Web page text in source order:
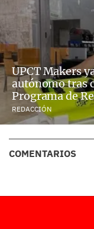
UPCT Makers
autónomo tras
Programa de
REDACCIÓN
COMENTARIOS